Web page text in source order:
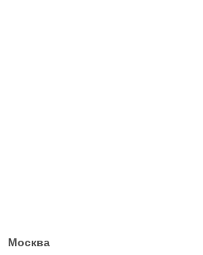
Москва